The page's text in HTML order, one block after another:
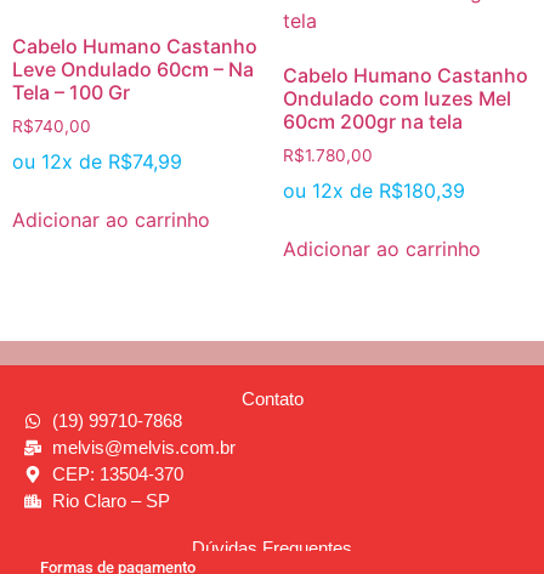
Cabelo Humano Castanho
Leve Ondulado 60cm – Na
Tela – 100 Gr
R$740,00
ou 12x de R$74,99
Adicionar ao carrinho
Cabelo Humano Castanho
Ondulado com luzes Mel
60cm 200gr na tela
R$1.780,00
ou 12x de R$180,39
Adicionar ao carrinho
Contato
(19) 99710-7868
melvis@melvis.com.br
CEP: 13504-370
Rio Claro – SP
Dúvidas Frequentes
Formas de pagamento